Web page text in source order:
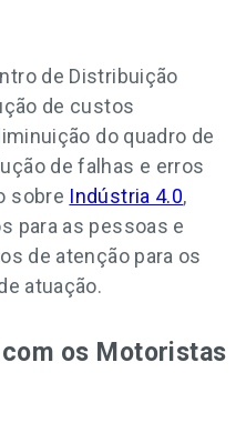
de Distribuição
de custos
do quadro de
de falhas e erros
sobre Indústria 4.0,
para as pessoas e
de atenção para os
atuação.
os Motoristas